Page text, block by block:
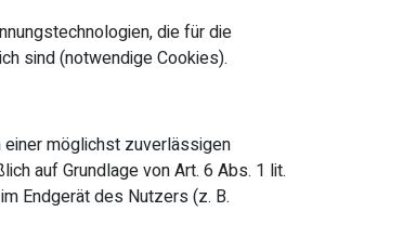
die für die
sind (notwendige Cookies).
einer möglichst zuverlässigen
auf Grundlage von Art. 6 Abs. 1 lit.
Endgerät des Nutzers (z. B.